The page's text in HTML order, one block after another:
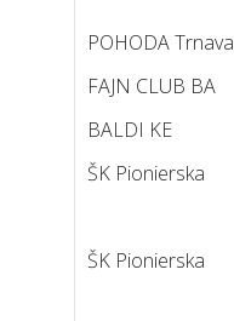
POHODA Trnava
FAJN CLUB BA
BALDI KE
ŠK Pionierska
ŠK Pionierska